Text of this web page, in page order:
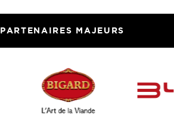
PARTENAIRES MAJEURS